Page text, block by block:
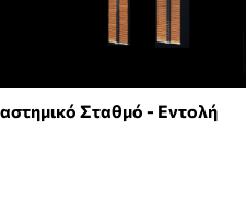
Σταθμό - Εντολή